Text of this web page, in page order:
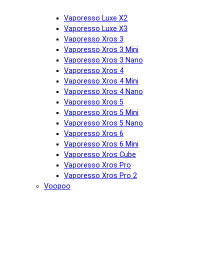
Vaporesso Luxe X2
Vaporesso Luxe X3
Vaporesso Xros 3
Vaporesso Xros 3 Mini
Vaporesso Xros 3 Nano
Vaporesso Xros 4
Vaporesso Xros 4 Mini
Vaporesso Xros 4 Nano
Vaporesso Xros 5
Vaporesso Xros 5 Mini
Vaporesso Xros 5 Nano
Vaporesso Xros 6
Vaporesso Xros 6 Mini
Vaporesso Xros Cube
Vaporesso Xros Pro
Vaporesso Xros Pro 2
Voopoo